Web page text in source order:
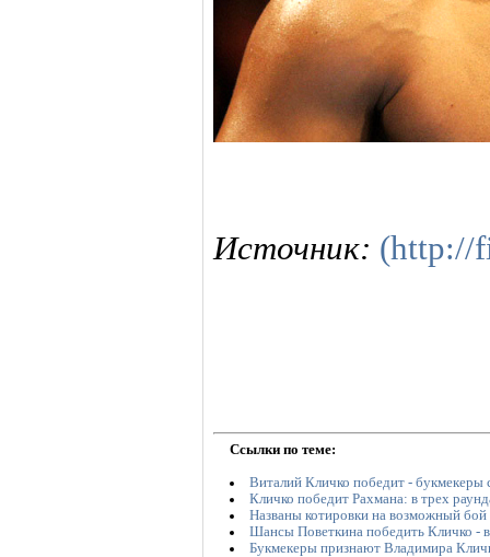
Источник: (http://
Ссылки по теме:
Виталий Кличко победит - букмекеры
Кличко победит Рахмана: в трех
Названы котировки на возможный
Шансы Поветкина победить Кличко -
Букмекеры признают Владимира